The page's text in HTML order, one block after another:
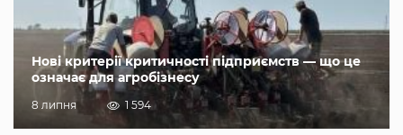
Нові критерії критичності підприємств — що це
означає для агробізнесу
8 липня 1 594